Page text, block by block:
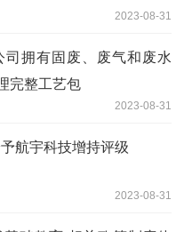
2023-08-31
司拥有固废、废气和废水
完整工艺包
2023-08-31
航宇科技增持评级
2023-08-31